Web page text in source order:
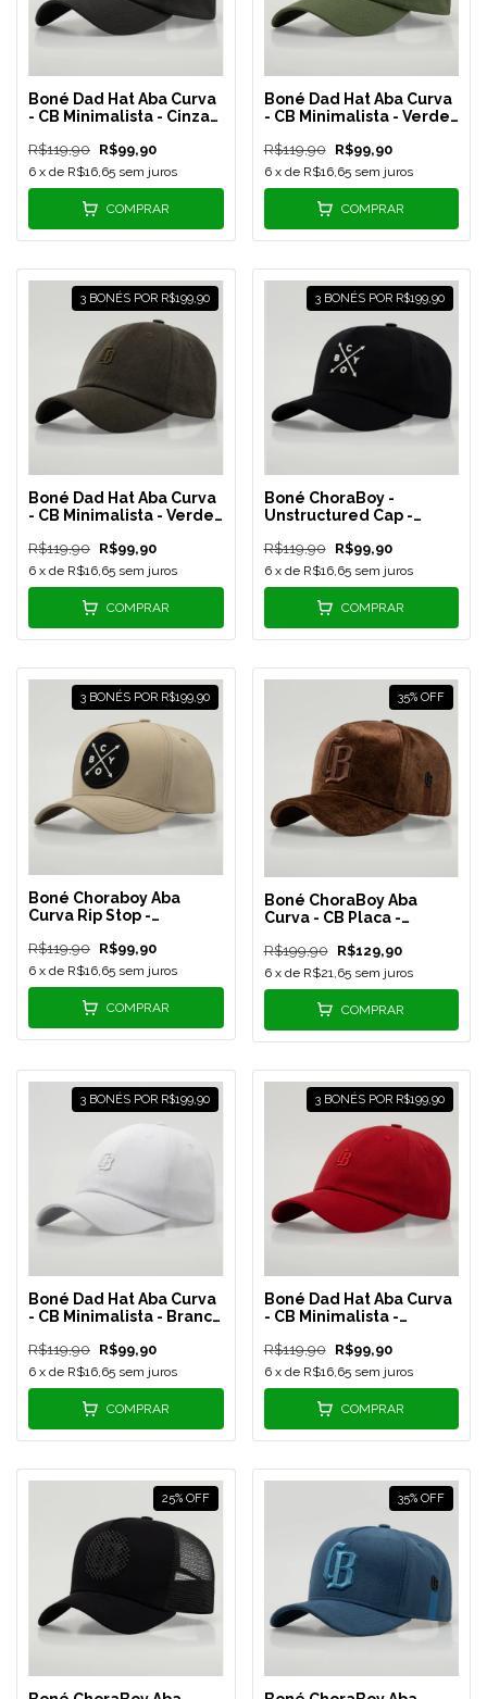
Boné Dad Hat Aba Curva
- CB Minimalista - Cinza
R$119,90 R$99,90
6 x de R$16,65 sem juros
COMPRAR
Boné Dad Hat Aba Curva
- CB Minimalista - Verde
R$119,90 R$99,90
6 x de R$16,65 sem juros
COMPRAR
3 BONÉS POR R$199,90
Boné Dad Hat Aba Curva
- CB Minimalista - Verde
R$119,90 R$99,90
6 x de R$16,65 sem juros
COMPRAR
3 BONÉS POR R$199,90
Boné ChoraBoy -
Unstructured Cap -
159
R$119,90 R$99,90
6 x de R$16,65 sem juros
COMPRAR
3 BONÉS POR R$199,90
Boné Choraboy Aba
Curva Rip Stop -
147
R$119,90 R$99,90
6 x de R$16,65 sem juros
COMPRAR
35% OFF
Boné ChoraBoy Aba
Curva - CB Placa -
R$199,90 R$129,90
6 x de R$21,65 sem juros
COMPRAR
3 BONÉS POR R$199,90
Boné Dad Hat Aba Curva
- CB Minimalista - Branco
R$119,90 R$99,90
6 x de R$16,65 sem juros
COMPRAR
3 BONÉS POR R$199,90
Boné Dad Hat Aba Curva
- CB Minimalista -
R$119,90 R$99,90
6 x de R$16,65 sem juros
COMPRAR
25% OFF 35% OFF